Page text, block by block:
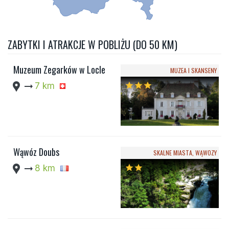
ZABYTKI I ATRAKCJE W POBLIŻU (DO 50 KM)
Muzeum Zegarków w Locle
location_pin arrow_right_alt 7 km
MUZEA I SKANSENY
starstarstar
Wąwóz Doubs
location_pin arrow_right_alt 8 km
SKALNE MIASTA, WĄWOZY
starstar